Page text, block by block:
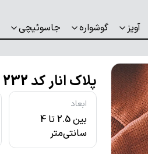
آویز گوشواره جاسوئیچی
پلاک انار کد 232
ابعاد
بین 2.5 تا 4
سانتی‌متر